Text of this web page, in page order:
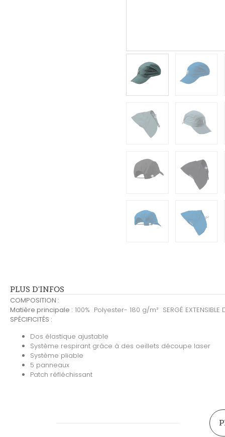
PLUS D'INFOS
COMPOSITION :
Matière principale : 100% Polyester- 180 g/m² SERGÉ EXTENSIBLE
SPÉCIFICITÉS :
Dos élastique ajustable
Système respirant grâce à des oeillets découpe laser
Système pliable
5 panneaux
Patch réfléchissant